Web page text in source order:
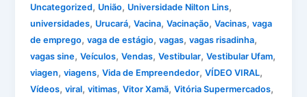
Uncategorized, União, Universidade Nilton Lins,
universidades, Urucará,Vacina,Vacinação,Vacinas,vaga
de emprego,vaga de estágio,vagas,vagas risadinha,
vagas sine,Veículos,Vendas,Vestibular,Vestibular Ufam,
viagen,viagens,Vida de Empreendedor,VÍDEO VIRAL,
Vídeos,viral,vitimas,Vitor Xamã,Vitória Supermercados,